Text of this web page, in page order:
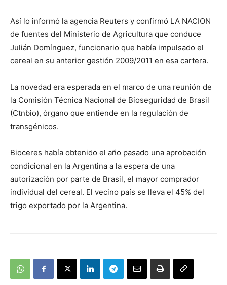
Así lo informó la agencia Reuters y confirmó LA NACION
de fuentes del Ministerio de Agricultura que conduce
Julián Domínguez, funcionario que había impulsado el
cereal en su anterior gestión 2009/2011 en esa cartera.
La novedad era esperada en el marco de una reunión de
la Comisión Técnica Nacional de Bioseguridad de Brasil
(Ctnbio), órgano que entiende en la regulación de
transgénicos.
Bioceres había obtenido el año pasado una aprobación
condicional en la Argentina a la espera de una
autorización por parte de Brasil, el mayor comprador
individual del cereal. El vecino país se lleva el 45% del
trigo exportado por la Argentina.